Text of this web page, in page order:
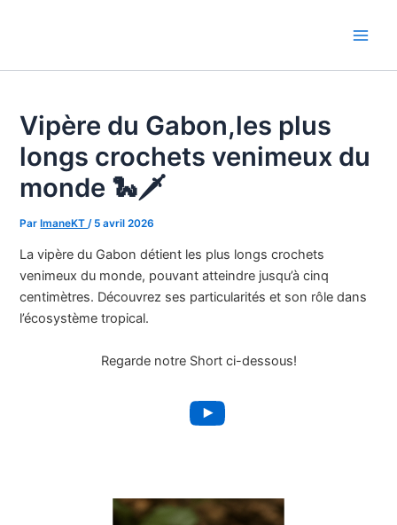
Vipère du Gabon,les plus
longs crochets venimeux du
monde 🐍🗡️
ParImaneKT / 5 avril 2026
La vipère du Gabon détient les plus longs crochets
venimeux du monde, pouvant atteindre jusqu’à cinq
centimètres. Découvrez ses particularités et son rôle dans
l’écosystème tropical.
Regarde notre Short ci-dessous!
YouTube